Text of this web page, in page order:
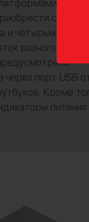
Mac и
с
и четырьмя
разного типа.
через порт USB
Кроме
питания